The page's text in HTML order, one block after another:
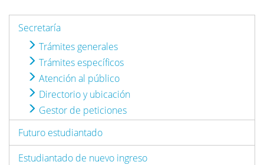
Secretaría
Trámites generales
Trámites específicos
Atención al público
Directorio y ubicación
Gestor de peticiones
Futuro estudiantado
Estudiantado de nuevo ingreso